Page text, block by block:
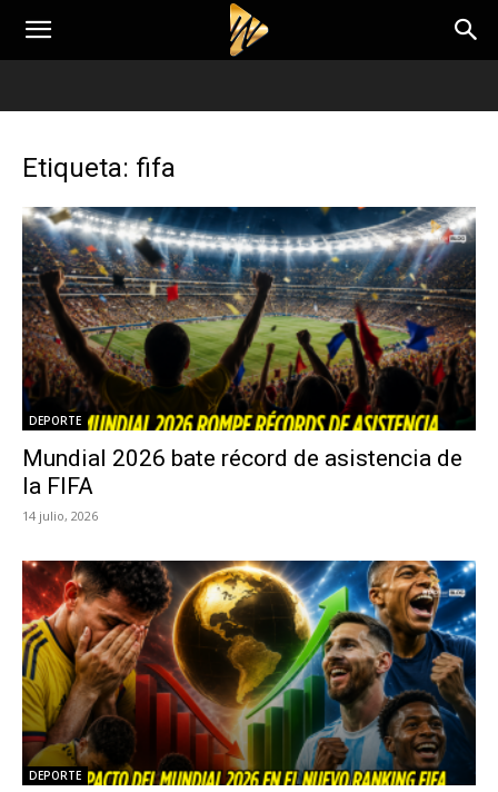
Etiqueta: fifa
DEPORTE
Mundial 2026 bate récord de asistencia de
la FIFA
14 julio, 2026
DEPORTE